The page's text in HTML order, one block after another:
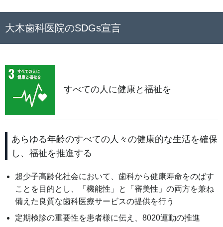
大木歯科医院のSDGs宣言
すべての人に健康と福祉を
あらゆる年齢のすべての人々の健康的な生活を確保
し、福祉を推進する
超少子高齢化社会において、歯科から健康寿命をのばす
ことを目的とし、「機能性」と「審美性」の両方を兼ね
備えた良質な歯科医療サービスの提供を行う
定期検診の重要性を患者様に伝え、8020運動の推進